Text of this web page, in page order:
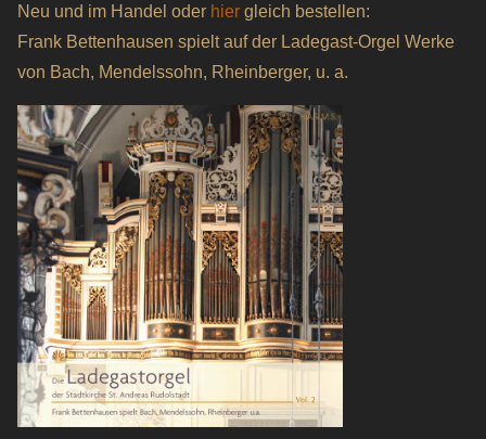
Neu und im Handel oder hier gleich bestellen:
Frank Bettenhausen spielt auf der Ladegast-Orgel Werke
von Bach, Mendelssohn, Rheinberger, u. a.